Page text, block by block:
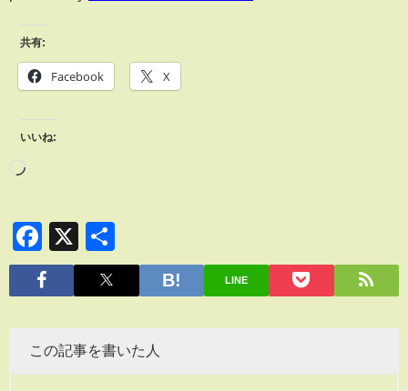
共有:
Facebook X
いいね:
Facebook
X
有
LINE
この記事を書いた人